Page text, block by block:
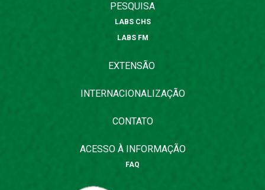
PESQUISA
LABS CHS
LABS FM
EXTENSÃO
INTERNACIONALIZAÇÃO
CONTATO
ACESSO À INFORMAÇÃO
FAQ